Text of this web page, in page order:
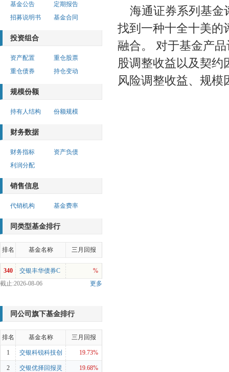
海通证券系列基金
找到一种十全十美的
融合。 对于基金产
股调整收益以及契约
风险调整收益、规模
基金公告
定期报告
招募说明书
基金合同
投资组合
资产配置
重仓股票
重仓债券
持仓变动
规模份额
持有人结构 份额规模
财务数据
财务指标
资产负债
利润分配
销售信息
代销机构 基金费率
同类型基金排行
排名 基金名称 三月回报
340 交银丰华债券C
%
截止:2026-08-06
更多
同公司旗下基金排行
排名 基金名称 三月回报
1 交银科锐科技创
新混合A
19.73%
2 交银优择回报灵 19.68%